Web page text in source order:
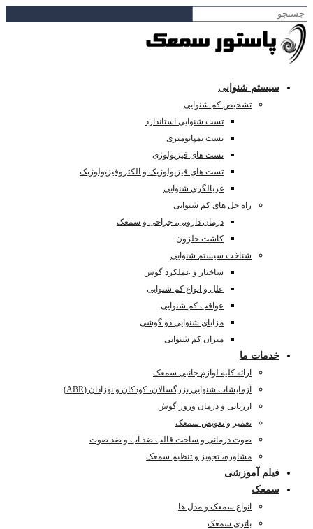
سیستم شنوایی
تشخیص کم شنوایی
تست شنوایی استاندارد
تست تمپانومتری
تست های فیزیولوژی
تست های فیزیولوژیک و الکتروفیزیولوژیک
غربالگری شنوایی
راه حل های کم شنوایی
درمان دارویی، جراحی و سمعک
کاشت حلزون
شناخت سیستم شنوایی
ساختار و عملکرد گوش
علل و انواع کم شنوایی
عواقب کم شنوایی
مزایای شنوایی دو گوشی
میزان کم شنوایی
خدمات ما
ارائه کلیه لوازم جانبی سمعک
آزمایشات شنوایی بزرگسالان، کودکان و نوزادان (ABR)
ارزیابی و درمان وزوز گوش
تعمیر و تعویض سمعک
صوت درمانی و ساخت قالب ضد آب و ضد صوت
مشاوره، تجویز و تنظیم سمعک
فیلم آموزشی
سمعک
انواع سمعک و مدل ها
باتری سمعک